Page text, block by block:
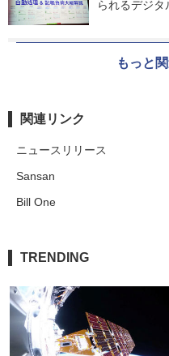
られるデジタ
もっと
関連リンク
ニュースリリース
Sansan
Bill One
TRENDING